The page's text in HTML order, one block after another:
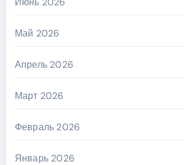
Май 2026
Апрель 2026
Март 2026
Февраль 2026
Январь 2026